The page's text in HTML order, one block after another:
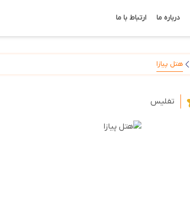
درباره ما ارتباط با ما
هتل پیازا
تفلیس